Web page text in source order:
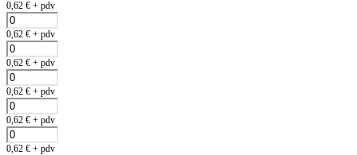
0,62 € + pdv
0,62 € + pdv
0,62 € + pdv
0,62 € + pdv
0,62 € + pdv
0,62 € + pdv